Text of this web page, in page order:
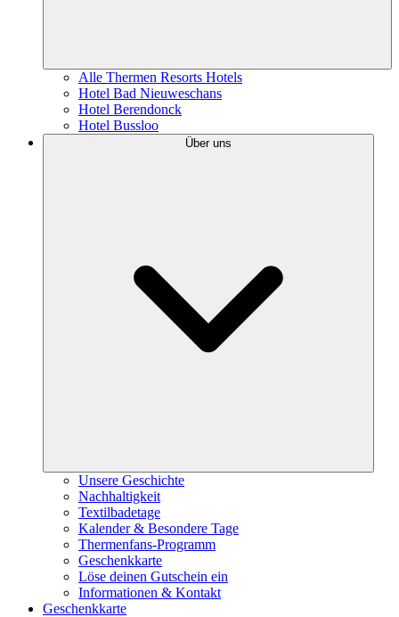
Alle Thermen Resorts Hotels
Hotel Bad Nieuweschans
Hotel Berendonck
Hotel Bussloo
Über uns
Unsere Geschichte
Nachhaltigkeit
Textilbadetage
Kalender & Besondere Tage
Thermenfans-Programm
Geschenkkarte
Löse deinen Gutschein ein
Informationen & Kontakt
Geschenkkarte